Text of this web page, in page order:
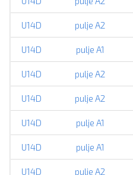
U14D pulje A2
U14D pulje A1
U14D pulje A2
U14D pulje A2
U14D pulje A1
U14D pulje A1
U14D pulje A2